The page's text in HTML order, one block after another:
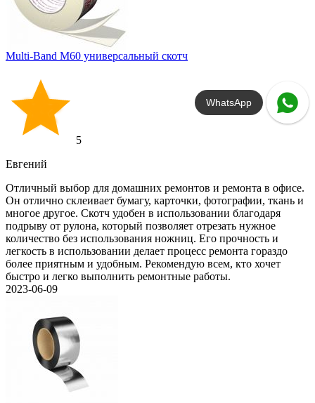
Multi-Band M60 универсальный скотч
5
Евгений
Отличный выбор для домашних ремонтов и ремонта в офисе.
Он отлично склеивает бумагу, карточки, фотографии, ткань и
многое другое. Скотч удобен в использовании благодаря
подрыву от рулона, который позволяет отрезать нужное
количество без использования ножниц. Его прочность и
легкость в использовании делает процесс ремонта гораздо
более приятным и удобным. Рекомендую всем, кто хочет
быстро и легко выполнить ремонтные работы.
2023-06-09
WhatsApp